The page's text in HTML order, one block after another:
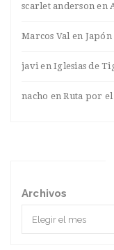
scarlet anderson en
Marcos Valen Japón
javienIglesias de
nacho enRuta por
Archivos